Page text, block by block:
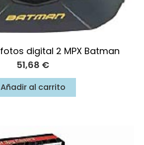
digital 2 MPX Batman
51,68 €
Añadir al carrito